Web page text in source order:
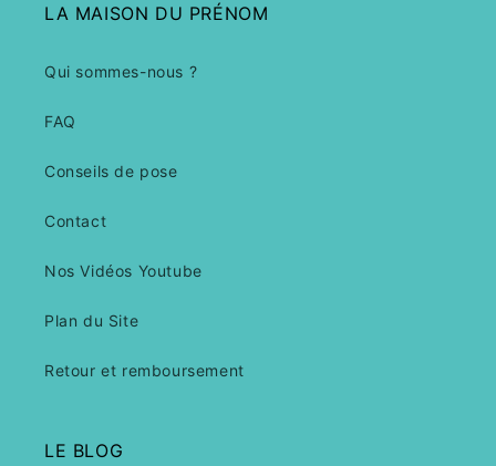
LA MAISON DU PRÉNOM
Qui sommes-nous ?
FAQ
Conseils de pose
Contact
Nos Vidéos Youtube
Plan du Site
Retour et remboursement
LE BLOG